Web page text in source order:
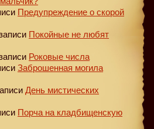
Предупреждение о скорой
Покойные не любят
Роковые числа
Заброшенная могила
День мистических
Порча на кладбищенскую